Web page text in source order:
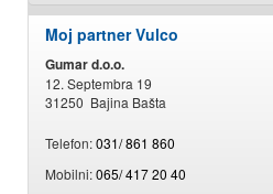
Moj partner Vulco
Gumar d.o.o.
12. Septembra 19
31250 Bajina Bašta
Telefon:031/ 861 860
Mobilni:065/ 417 20 40